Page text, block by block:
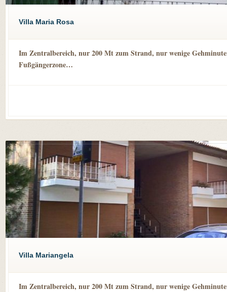
Villa Maria Rosa
Im Zentralbereich, nur 200 Mt zum Strand, nur wenige
Fußgängerzone…
Villa Mariangela
Im Zentralbereich, nur 200 Mt zum Strand, nur wenige